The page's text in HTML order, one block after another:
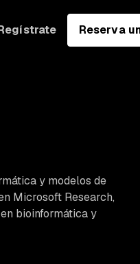
Reserva
y modelos de
Microsoft Research,
bioinformática y